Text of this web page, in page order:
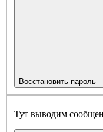
Восстановить пароль
Тут выводим